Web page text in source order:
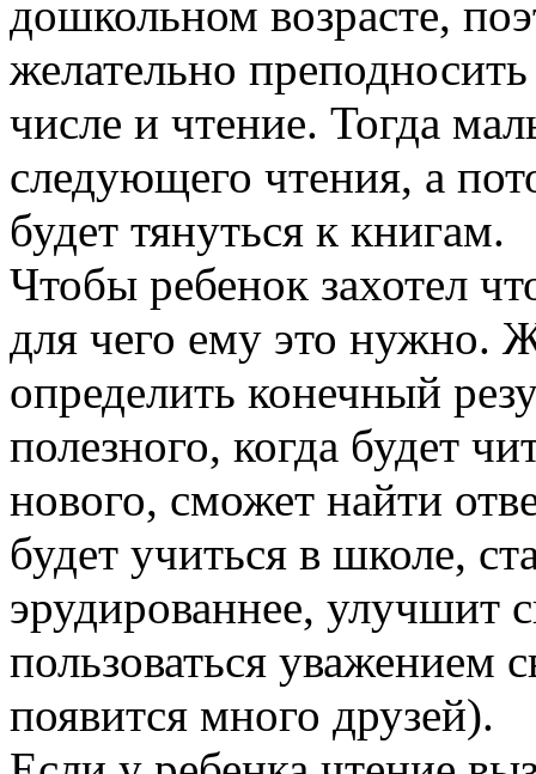
дошкольном возрасте,
желательно
числе и чтение. Тогда
следующего чтения, а
будет тянуться к книгам.
Чтобы ребенок захотел
для чего ему это нужно.
определить конечный
полезного, когда будет
нового, сможет найти
будет учиться в школе,
эрудированнее, улучшит
пользоваться уважением
появится много друзей).